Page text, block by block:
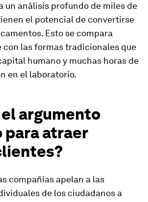
un análisis profundo de miles de
el potencial de convertirse
Esto se compara
las formas tradicionales que
humano y muchas horas de
en el laboratorio.
el argumento
atraer
compañías apelan a las
de los ciudadanos a